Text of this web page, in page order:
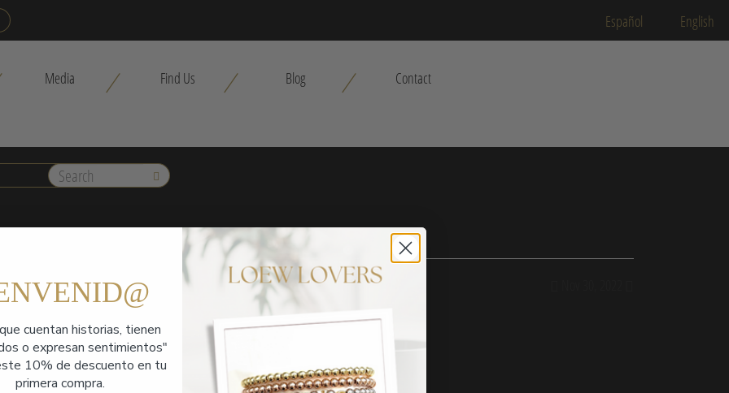
Español English
Media Find Us Blog Contact
Buscar
LATERAL
cuentan historias, tienen
o expresan sentimientos"
10% de descuento en tu
primera compra.